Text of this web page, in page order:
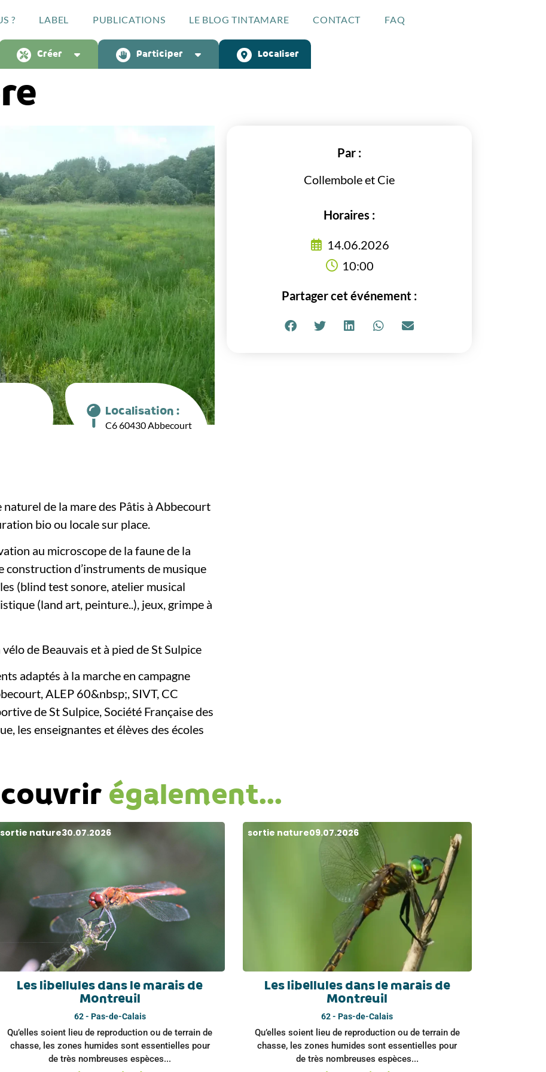
? LABEL PUBLICATIONS LE BLOG TINTAMARE CONTACT FAQ
Créer Participer Localiser
Localisation :
C6 60430 Abbecourt
Par :
Collembole et Cie
Horaires :
14.06.2026
10:00
Partager cet événement :
de la mare des Pâtis à Abbecourt
bio ou locale sur place.
au microscope de la faune de la
construction d’instruments de musique
(blind test sonore, atelier musical
(land art, peinture..), jeux, grimpe à
de Beauvais et à pied de St Sulpice
adaptés à la marche en campagne
ALEP 60&nbsp;, SIVT, CC
de St Sulpice, Société Française des
les enseignantes et élèves des écoles
également...
sortie nature30.07.2026
Les libellules dans le marais de
Montreuil
62 - Pas-de-Calais
Qu’elles soient lieu de reproduction ou de terrain de
chasse, les zones humides sont essentielles pour
de très nombreuses espèces...
sortie nature09.07.2026
Les libellules dans le marais de
Montreuil
62 - Pas-de-Calais
Qu’elles soient lieu de reproduction ou de terrain de
chasse, les zones humides sont essentielles pour
de très nombreuses espèces...